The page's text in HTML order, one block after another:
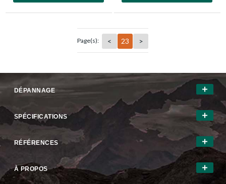
Page(s): < 23 >
DÉPANNAGE
SPÉCIFICATIONS
RÉFÉRENCES
À PROPOS